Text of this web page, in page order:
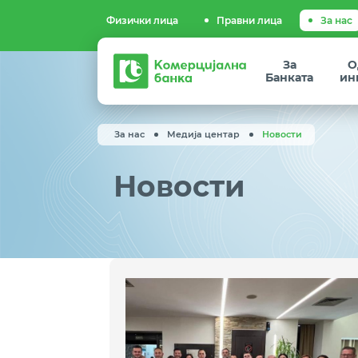
Физички лица Правни лица За нас
Комерцијална
банка
За
Банката
За нас Медија центар Новости
Новости